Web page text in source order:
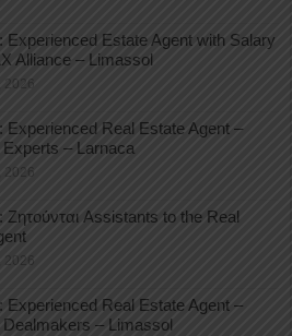
Experienced Estate Agent with Salary
Alliance – Limassol
2026
Experienced Real Estate Agent –
– Larnaca
2026
Ζητούνται Assistants to the Real
2026
Experienced Real Estate Agent –
– Limassol